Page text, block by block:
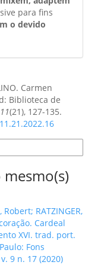
para fins
o devido
Carmen
Biblioteca de
11(21), 127-135.
Robert; RATZINGER,
Cardeal
XVI. trad. port.
Fons
9 n. 17 (2020)